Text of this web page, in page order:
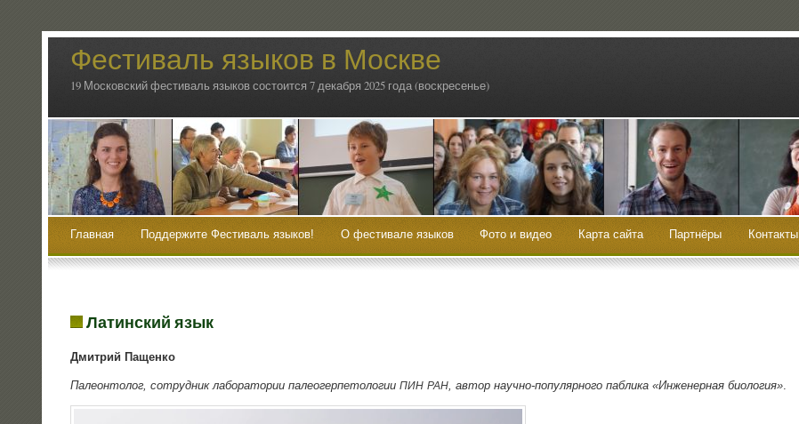
Фестиваль языков в Москве
19 Московский фестиваль языков состоится 7 декабря 2025 года (воскресенье)
Главная Поддержите Фестиваль языков! О фестивале языков Фото и видео Карта сайта Партнёры Контакты
Латинский язык
Дмит­рий Пащенко
Пале­он­то­лог, сотруд­ник лабо­ра­то­рии палео­гер­пе­то­ло­гииПИН РАН , автор науч­но-попу­ляр­но­го паб­ли­ка «Инже­нер­ная био­ло­гия»